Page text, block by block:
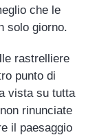
che le
solo giorno.
rastrelliere
punto di
vista su tutta
rinunciate
il paesaggio